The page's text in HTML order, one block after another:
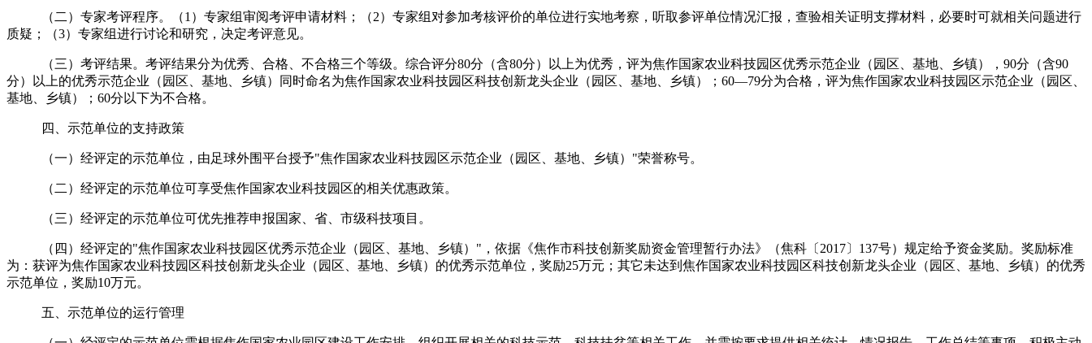
（二）专家考评程序。（1 ）专家组审阅考评申请材料；（2）专家组对参加考核评价的单位进行实地考察，听取参评单位情况汇报，查验相关证明支撑材料，必要时可就相关问题进行
质疑；（3）专家组进行讨论和研究，决定考评意见。
（三）考评结果。 考评结果分为优秀、合格、不合格三个等级。综合评分80分（含80分）以上为优秀，评为焦作国家农业科技园区优秀示范企业（园区、基地、乡镇）， 90分（含90
分）以上的优秀示范企业（园区、基地、乡镇）同时命名为焦作国家农业科技园区科技创新龙头企业（园区、基地、乡镇）； 60—79分为合格，评为焦作国家农业科技园区示范企业（园区、
基地、乡镇）； 60分以下为不合格。
四、示范单位的支持政策
（一）经评定的示范单位，由足球外围平台授予"焦作国家农业科技园区示范企业（园区、基地、乡镇）"荣誉称号。
（二）经评定的示范单位可享受焦作国家农业科技园区的相关优惠政策。
（三）经评定的示范单位可优先推荐申报国家、省、市级科技项目。
（四）经评定的"焦作国家农业科技园区优秀示范企业（园区、基地、乡镇）"，依据《焦作市科技创新奖励资金管理暂行办法》（焦科〔 2017〕 137号）规定给予资金奖励。奖励标准
为：获评为焦作国家农业科技园区科技创新龙头企业（园区、基地、乡镇）的优秀示范单位，奖励25万元；其它未达到焦作国家农业科技园区科技创新龙头企业（园区、基地、乡镇）的优秀
示范单位，奖励10万元。
五、示范单位的运行管理